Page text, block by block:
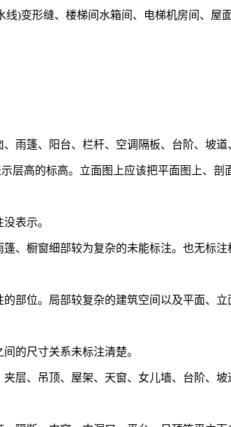
)变形缝、楼梯间水箱间、电梯机房间、屋
雨篷、阳台、栏杆、空调隔板、台阶、坡
层高的标高。立面图上应该把平面图上、
表示。
、橱窗细部较为复杂的未能标注。也无标注
部位。局部较复杂的建筑空间以及平面、
的尺寸关系未标注清楚。
层、吊顶、屋架、天窗、女儿墙、台阶、